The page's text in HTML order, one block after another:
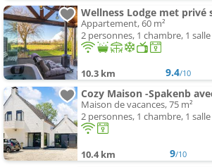
Wellness Lodge met privé
Appartement, 60 m²
2 personnes, 1 chambre, 1
10.3 km 9.4/10
Cozy Maison -Spakenb
Maison de vacances, 75 m²
2 personnes, 1 chambre, 1
10.4 km 9/10